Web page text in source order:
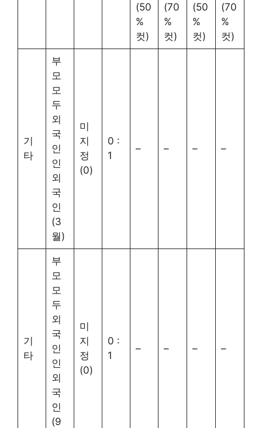
(50
%
컷)
(70
%
컷)
(50
%
컷)
(70
%
컷)
기
타
부
모
모
두
외
국
인
인
외
국
인
(3
월)
미
지
정
(0)
0 :
1
– – – –
기
타
부
모
모
두
외
국
인
인
외
국
인
(9
미
지
정
(0)
0 :
1
– – – –